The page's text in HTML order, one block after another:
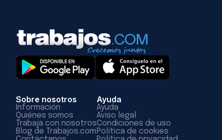
Sobre nosotros
Información
Quiénes somos
Trabaja con nosotros
Blog de Trabajos.com
Ayuda
Ayuda
Aviso legal
Condiciones de uso
Política de cookies